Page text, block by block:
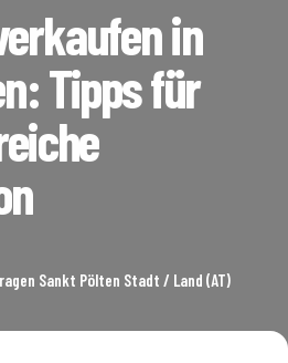
in
Tipps für
Sankt Pölten Stadt / Land (AT)